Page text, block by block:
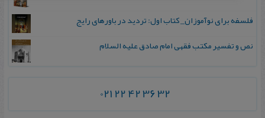
فلسفه برای نوآموزان_ کتاب اول: تردید در باورهای رایج
نص و تفسیر مکتب فقهی امام صادق علیه السلام
021 22 42 36 32